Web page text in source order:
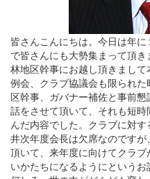
皆さんこんにちは。今日は年
で皆さんにも大勢集まって頂
林地区幹事にお越し頂きまして
例会、クラブ協議会も限られ
区幹事、ガバナー補佐と事前
話をさせて頂いて、それも短
んだ内容でした。クラブに対
井次年度会長は欠席なのです
頂いて、来年度に向けてクラ
いかたちになるようにというお